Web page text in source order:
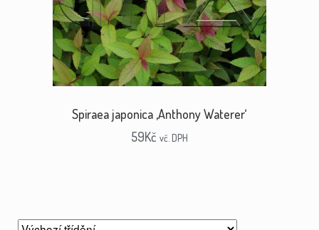
Spiraea japonica ‚Anthony Waterer‘
59Kč vč. DPH